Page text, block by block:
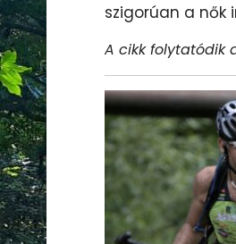
szigorúan a nők
A cikk folytatódik